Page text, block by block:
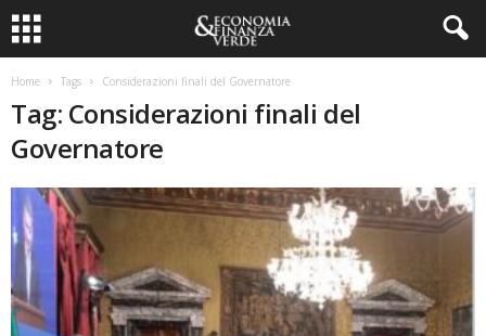
Home Tags Considerazioni finali del Governatore
Tag: Considerazioni finali del
Governatore